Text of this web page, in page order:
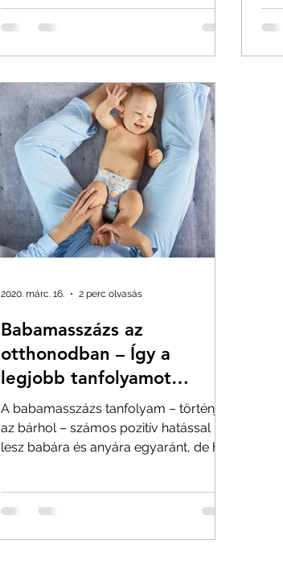
Babamasszázs az
otthonodban – Így a
legjobb tanfolyamot
végezni?
A babamasszázs tanfolyam – történjen
az bárhol – számos pozitív hatással
lesz babára és anyára egyaránt, de ha
2020. márc. 16. 2 perc olvasás